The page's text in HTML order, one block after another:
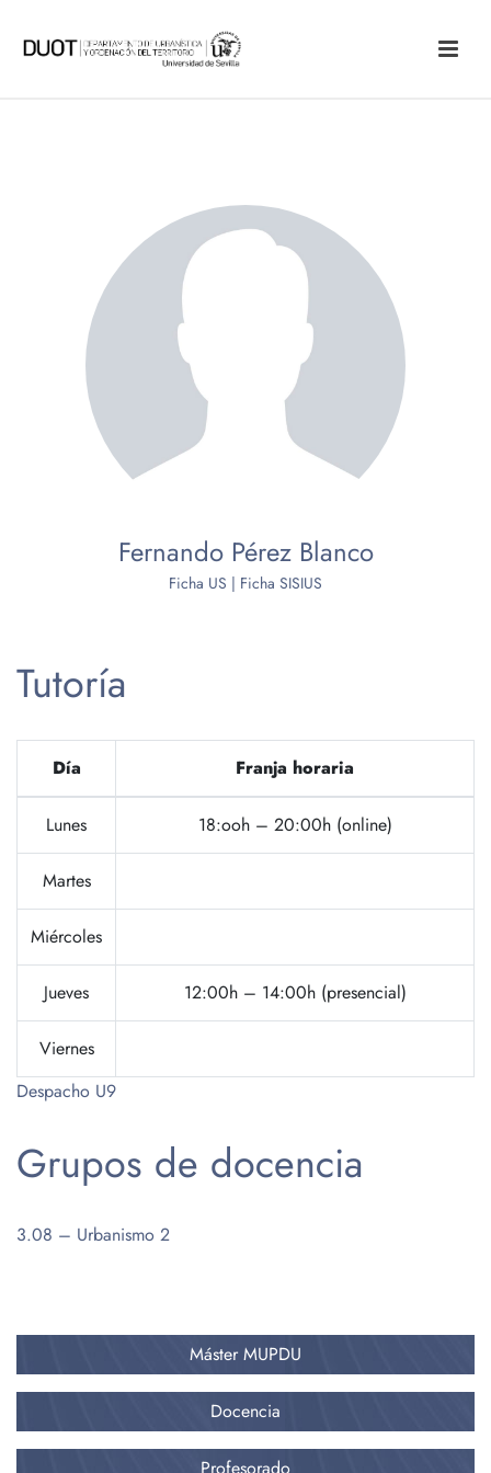
Fernando Pérez Blanco
Ficha US | Ficha SISIUS
Tutoría
Día Franja horaria
Lunes 18:ooh – 20:00h (online)
Martes
Miércoles
Jueves 12:00h – 14:00h (presencial)
Viernes
Despacho U9
Grupos de docencia
3.08 – Urbanismo 2
Máster MUPDU
Docencia